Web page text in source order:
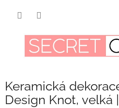
Keramická
Design Knot, velká